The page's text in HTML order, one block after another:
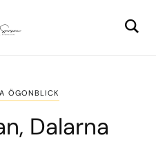
ÖGONBLICK
Dalarna